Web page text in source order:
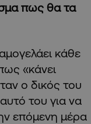
πως θα τα
κάθε
«κάνει
ο δικός του
του για να
επόμενη μέρα